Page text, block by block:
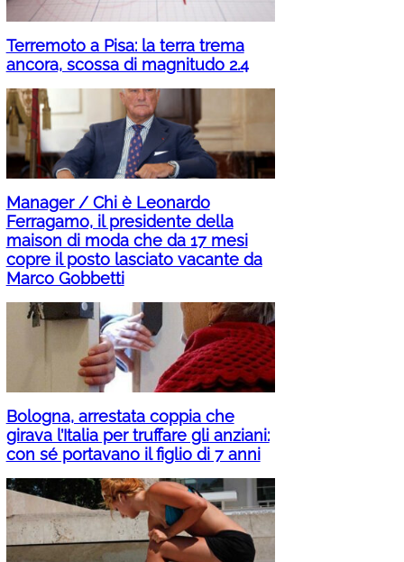
Terremoto a Pisa: la terra trema
ancora, scossa di magnitudo 2.4
Manager / Chi è Leonardo
Ferragamo, il presidente della
maison di moda che da 17 mesi
copre il posto lasciato vacante da
Marco Gobbetti
Bologna, arrestata coppia che
girava l’Italia per truffare gli anziani:
con sé portavano il figlio di 7 anni